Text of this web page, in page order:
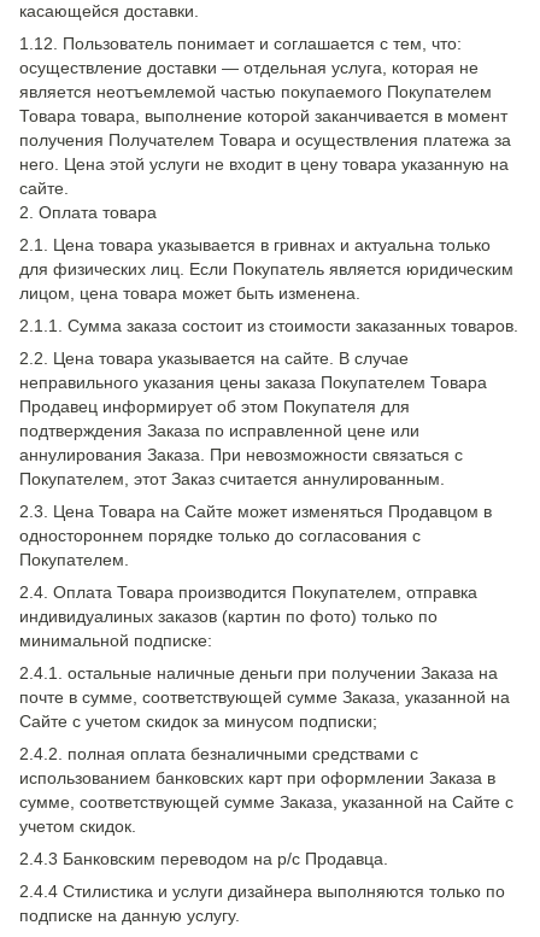
касающейся доставки.
1.12. Пользователь понимает и соглашается с тем, что:
осуществление доставки — отдельная услуга, которая не
является неотъемлемой частью покупаемого Покупателем
Товара товара, выполнение которой заканчивается в момент
получения Получателем Товара и осуществления платежа за
него. Цена этой услуги не входит в цену товара указанную на
сайте.
2. Оплата товара
2.1. Цена товара указывается в гривнах и актуальна только
для физических лиц. Если Покупатель является юридическим
лицом, цена товара может быть изменена.
2.1.1. Сумма заказа состоит из стоимости заказанных товаров.
2.2. Цена товара указывается на сайте. В случае
неправильного указания цены заказа Покупателем Товара
Продавец информирует об этом Покупателя для
подтверждения Заказа по исправленной цене или
аннулирования Заказа. При невозможности связаться с
Покупателем, этот Заказ считается аннулированным.
2.3. Цена Товара на Сайте может изменяться Продавцом в
одностороннем порядке только до согласования с
Покупателем.
2.4. Оплата Товара производится Покупателем, отправка
индивидуалиных заказов (картин по фото) только по
минимальной подписке:
2.4.1. остальные наличные деньги при получении Заказа на
почте в сумме, соответствующей сумме Заказа, указанной на
Сайте с учетом скидок за минусом подписки;
2.4.2. полная оплата безналичными средствами с
использованием банковских карт при оформлении Заказа в
сумме, соответствующей сумме Заказа, указанной на Сайте с
учетом скидок.
2.4.3 Банковским переводом на р/с Продавца.
2.4.4 Стилистика и услуги дизайнера выполняются только по
подписке на данную услугу.